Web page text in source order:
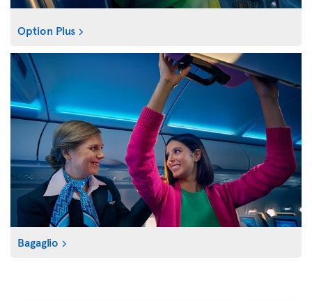
Option Plus
Bagaglio